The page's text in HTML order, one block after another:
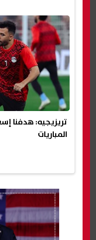
تريزيجيه: هدفنا
المباريات